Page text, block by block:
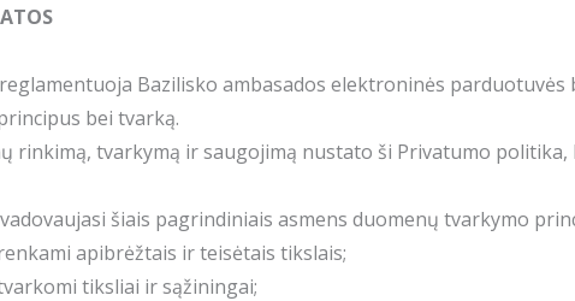
Bazilisko ambasados elektroninės
bei tvarką.
rinkimą, tvarkymą ir saugojimą nustato ši Privatumo
šiais pagrindiniais asmens duomenų tvarkymo
apibrėžtais ir teisėtais tikslais;
tiksliai ir sąžiningai;